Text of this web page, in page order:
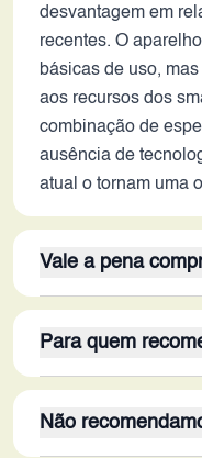
desvantagem em
recentes. O
básicas de uso,
aos recursos dos
combinação de
ausência de
atual o tornam uma
Vale a pena
fortes, como a tela
bateria de 5000
ausência de suporte
Para quem
orçamento limitado
Não